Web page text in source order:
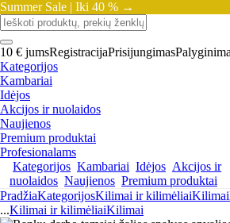
Summer Sale | Iki 40 % →
10 € jumsRegistracijaPrisijungimas
Kategorijos
Kambariai
Idėjos
Akcijos ir nuolaidos
Naujienos
Premium produktai
Profesionalams
Kategorijos Kambariai Idėjos Akcijos ir
nuolaidos Naujienos Premium produktai
PradžiaKategorijosKilimai ir kilimėliaiKilimai
...Kilimai ir kilimėliaiKilimai